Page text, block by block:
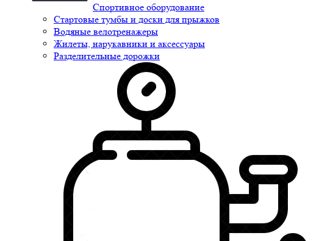
Спортивное оборудование
Стартовые тумбы и доски для прыжков
Водяные велотренажеры
Жилеты, нарукавники и аксессуары
Разделительные дорожки